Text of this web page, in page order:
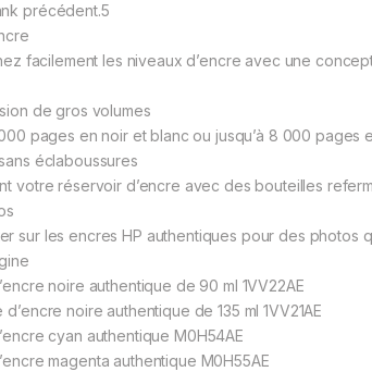
précédent.5
facilement les niveaux d’encre avec une
de gros volumes
000 pages en noir et blanc ou jusqu’à 8 000 pages
éclaboussures
votre réservoir d’encre avec des bouteilles
sur les encres HP authentiques pour des photos
noire authentique de 90 ml 1VV22AE
noire authentique de 135 ml 1VV21AE
cyan authentique M0H54AE
magenta authentique M0H55AE